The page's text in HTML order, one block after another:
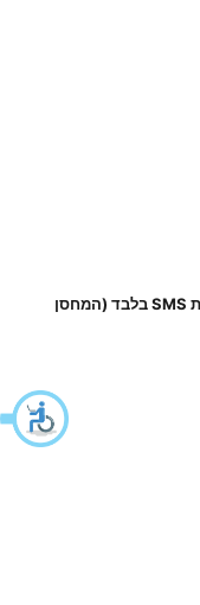
יש להגיע לנקודת האיסוף שנבחרה לאחר קבלת SMS בלבד (המחסן